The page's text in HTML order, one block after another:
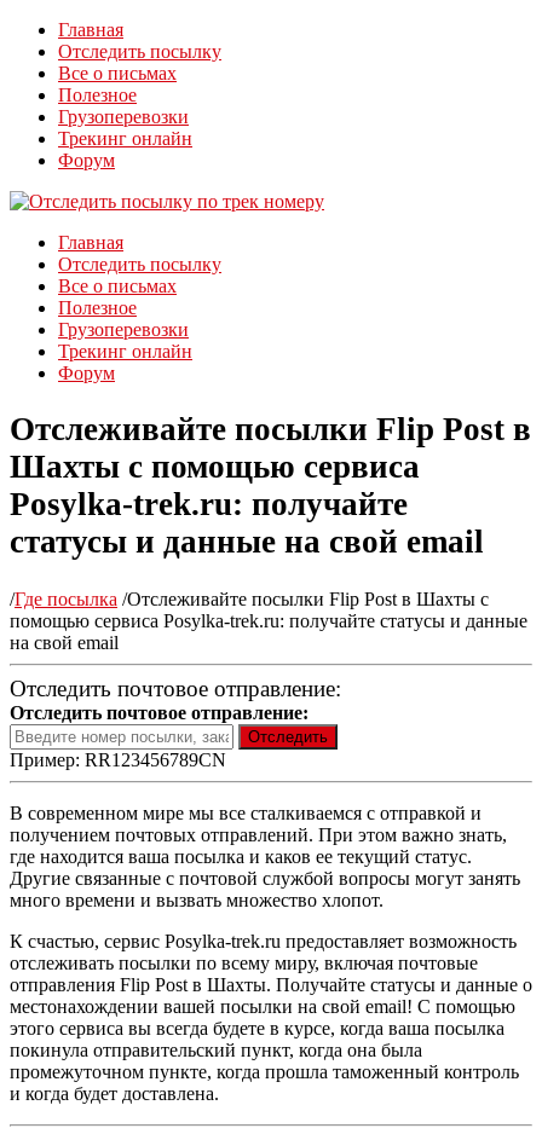
Главная
Отследить посылку
Все о письмах
Полезное
Грузоперевозки
Трекинг онлайн
Форум
Главная
Отследить посылку
Все о письмах
Полезное
Грузоперевозки
Трекинг онлайн
Форум
Отслеживайте посылки Flip Post в
Шахты с помощью сервиса
Posylka-trek.ru: получайте
статусы и данные на свой email
/Где посылка /Отслеживайте посылки Flip Post в Шахты с
помощью сервиса Posylka-trek.ru: получайте статусы и данные
на свой email
Отследить почтовое отправление:
Отследить почтовое отправление:
Пример: RR123456789CN
В современном мире мы все сталкиваемся с отправкой и
получением почтовых отправлений. При этом важно знать,
где находится ваша посылка и каков ее текущий статус.
Другие связанные с почтовой службой вопросы могут занять
много времени и вызвать множество хлопот.
К счастью, сервис Posylka-trek.ru предоставляет возможность
отслеживать посылки по всему миру, включая почтовые
отправления Flip Post в Шахты. Получайте статусы и данные о
местонахождении вашей посылки на свой email! С помощью
этого сервиса вы всегда будете в курсе, когда ваша посылка
покинула отправительский пункт, когда она была
промежуточном пункте, когда прошла таможенный контроль
и когда будет доставлена.